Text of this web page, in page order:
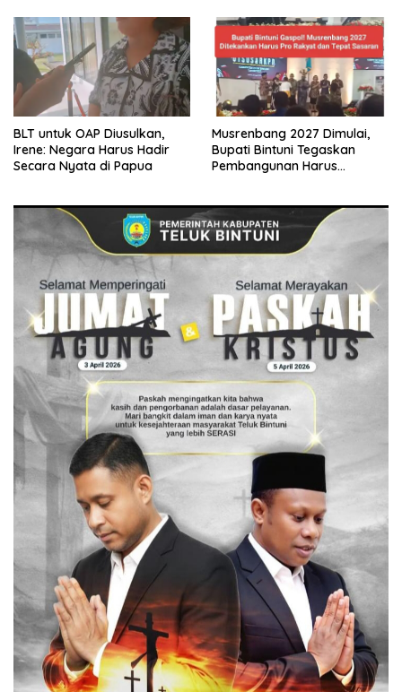
BLT untuk OAP Diusulkan,
Irene: Negara Harus Hadir
Secara Nyata di Papua
Musrenbang 2027 Dimulai,
Bupati Bintuni Tegaskan
Pembangunan Harus